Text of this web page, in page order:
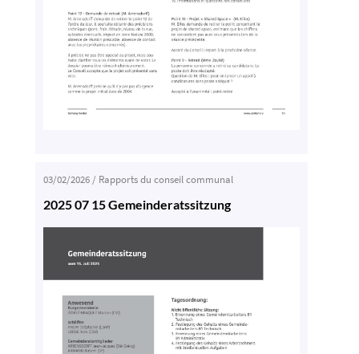
03/02/2026/ Rapports du conseil communal
2025 07 15 Gemeinderatssitzung